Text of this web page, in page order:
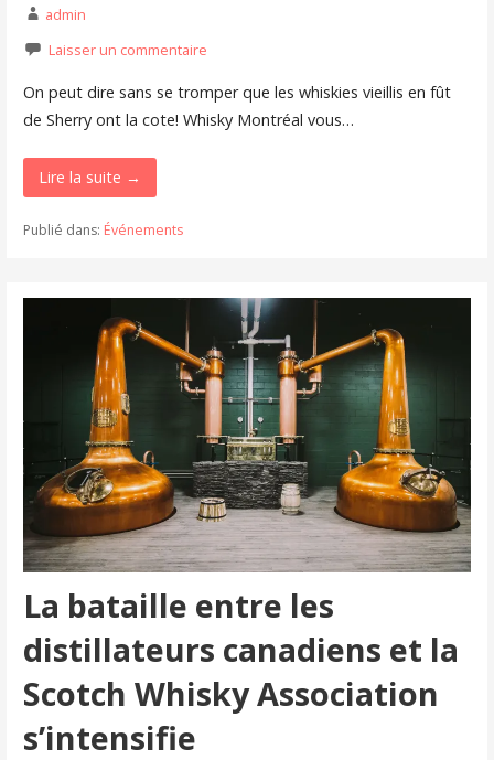
admin
Laisser un commentaire
On peut dire sans se tromper que les whiskies vieillis en fût
de Sherry ont la cote! Whisky Montréal vous…
Lire la suite →
Publié dans: Événements
La bataille entre les
distillateurs canadiens et la
Scotch Whisky Association
s’intensifie